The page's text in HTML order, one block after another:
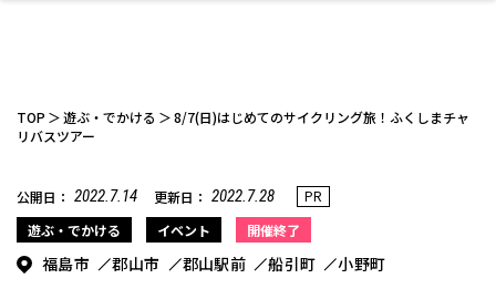
ファッション
TOP 遊ぶ・でかける
8/7(日)はじめてのサイクリング旅！ふくしまチャ
リバスツアー
公開日： 2022.7.14 更新日： 2022.7.28
PR
遊ぶ・でかける
イベント 開催終了
福島市 郡山市 郡山駅前 船引町 小野町